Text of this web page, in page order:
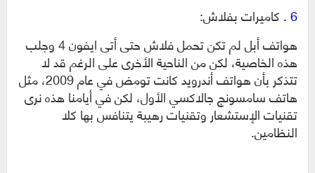
6 . كاميرات بفلاش:
هواتف أبل لم تكن تحمل فلاش حتى أتى ايفون 4 وجلب
هذه الخاصية، لكن من الناحية الأخرى على الرغم قد لا
تتذكر بأن هواتف أندرويد كانت تومض في عام 2009، مثل
هاتف سامسونج جالاكسي الأول، لكن في أيامنا هذه نرى
تقنيات الإستشعار وتقنيات رهيبة يتنافس بها كلا
النظامين.